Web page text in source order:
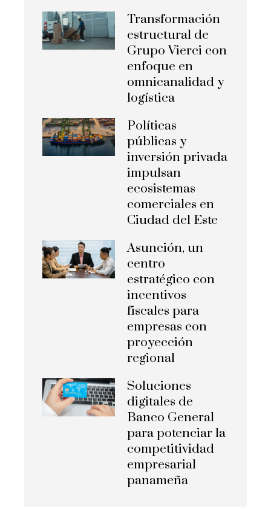
Transformación
estructural de
Grupo Vierci con
enfoque en
omnicanalidad y
logística
Políticas
públicas y
inversión privada
impulsan
ecosistemas
comerciales en
Ciudad del Este
Asunción, un
centro
estratégico con
incentivos
fiscales para
empresas con
proyección
regional
Soluciones
digitales de
Banco General
para potenciar la
competitividad
empresarial
panameña